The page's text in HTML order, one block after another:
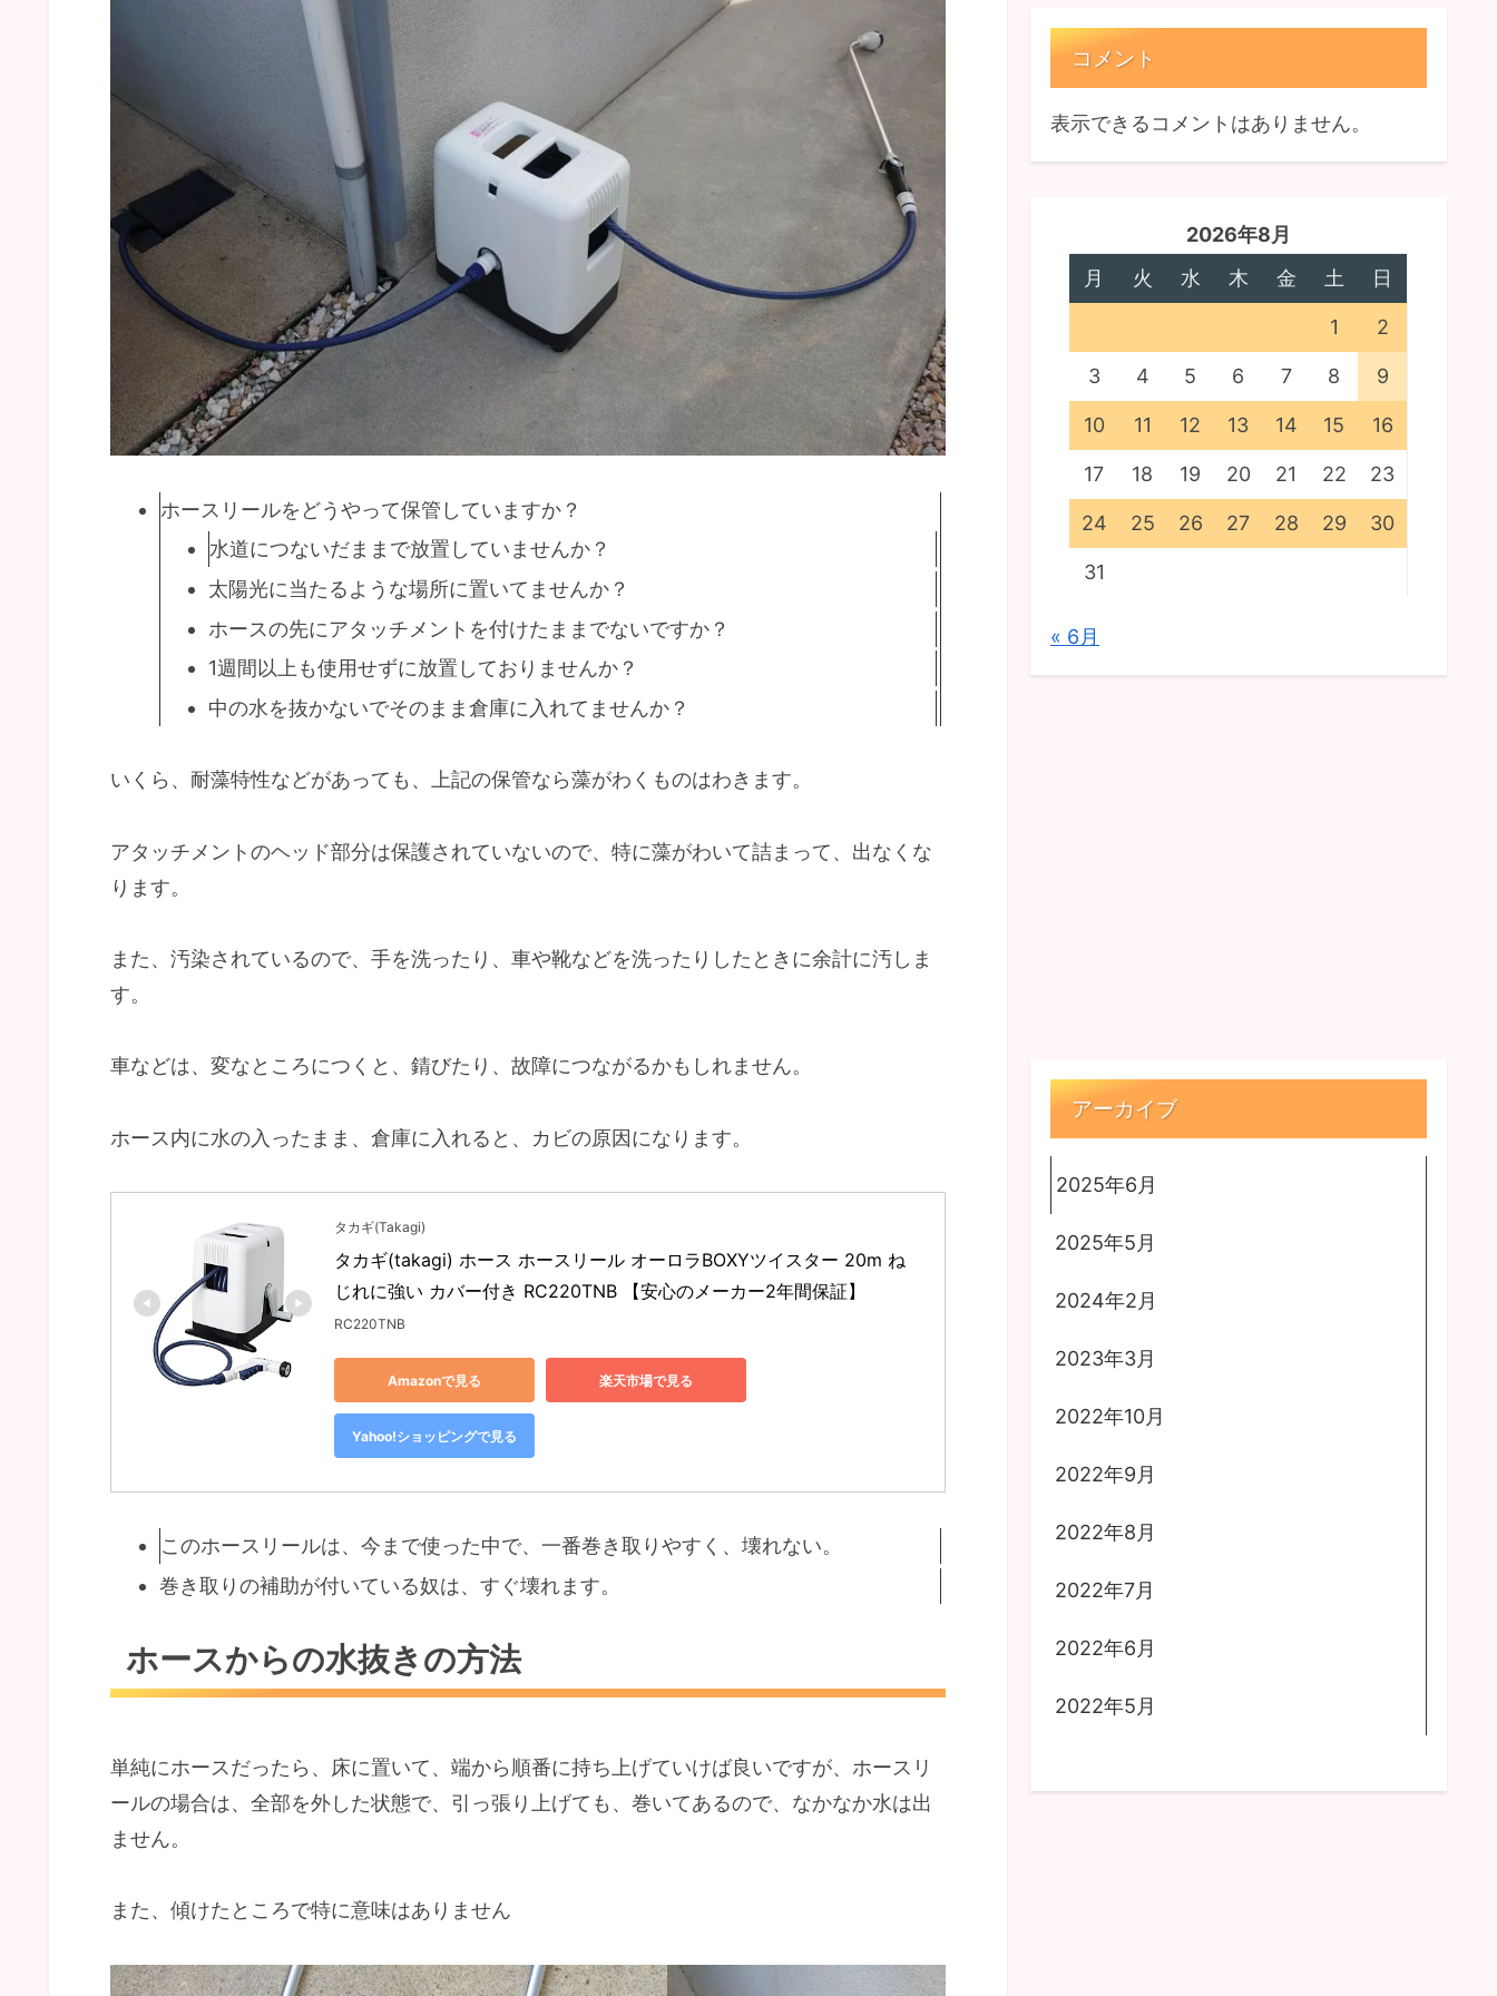
ホースリールをどうやって保管していますか？
水道につないだままで放置していませんか？
太陽光に当たるような場所に置いてませんか？
ホースの先にアタッチメントを付けたままでないですか？
1週間以上も使用せずに放置しておりませんか？
中の水を抜かないでそのまま倉庫に入れてませんか？
いくら、耐藻特性などがあっても、上記の保管なら藻がわくものはわきます。
アタッチメントのヘッド部分は保護されていないので、特に藻がわいて詰まって、出なくな
ります。
また、汚染されているので、手を洗ったり、車や靴などを洗ったりしたときに余計に汚しま
す。
車などは、変なところにつくと、錆びたり、故障につながるかもしれません。
ホース内に水の入ったまま、倉庫に入れると、カビの原因になります。
タカギ(Takagi)
タカギ(takagi) ホース ホースリール オーロラBOXYツイスター 20m ね
じれに強い カバー付き RC220TNB 【安心のメーカー2年間保証】
RC220TNB
Amazonで見る 楽天市場で見る
Yahoo!ショッピングで見る
このホースリールは、今まで使った中で、一番巻き取りやすく、壊れない。
巻き取りの補助が付いている奴は、すぐ壊れます。
ホースからの水抜きの方法
単純にホースだったら、床に置いて、端から順番に持ち上げていけば良いですが、ホースリ
ールの場合は、全部を外した状態で、引っ張り上げても、巻いてあるので、なかなか水は出
ません。
また、傾けたところで特に意味はありません
コメント
表示できるコメントはありません。
2026年8月
月
火 水 木 金 土 日
1 2
3 4 5 6 7 8 9
10 11 12 13 14 15 16
17 18 19 20 21 22 23
24 25 26 27 28 29 30
31
« 6月
アーカイブ
2025年6月
2025年5月
2024年2月
2023年3月
2022年10月
2022年9月
2022年8月
2022年7月
2022年6月
2022年5月